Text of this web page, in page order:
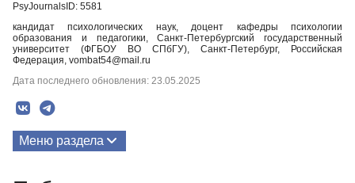
PsyJournalsID: 5581
кандидат психологических наук, доцент кафедры психологии
образования и педагогики, Санкт-Петербургский государственный
университет (ФГБОУ ВО СПбГУ), Санкт-Петербург, Российская
Федерация, vombat54@mail.ru
Дата последнего обновления: 23.05.2025
Меню раздела